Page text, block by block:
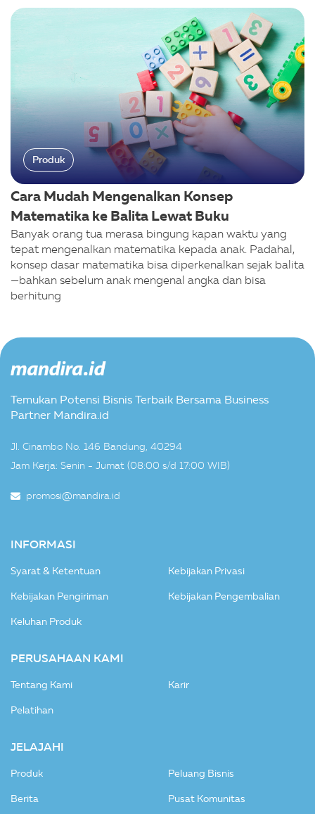
Produk
Cara Mudah Mengenalkan Konsep
Matematika ke Balita Lewat Buku
Banyak orang tua merasa bingung kapan waktu yang
tepat mengenalkan matematika kepada anak. Padahal,
konsep dasar matematika bisa diperkenalkan sejak balita
—bahkan sebelum anak mengenal angka dan bisa
berhitung
Temukan Potensi Bisnis Terbaik Bersama Business
Partner Mandira.id
Jl. Cinambo No. 146 Bandung, 40294
Jam Kerja: Senin - Jumat (08:00 s/d 17:00 WIB)
promosi@mandira.id
INFORMASI
Syarat & Ketentuan Kebijakan Privasi
Kebijakan Pengiriman Kebijakan Pengembalian
Keluhan Produk
PERUSAHAAN KAMI
Tentang Kami Karir
Pelatihan
JELAJAHI
Produk Peluang Bisnis
Berita Pusat Komunitas